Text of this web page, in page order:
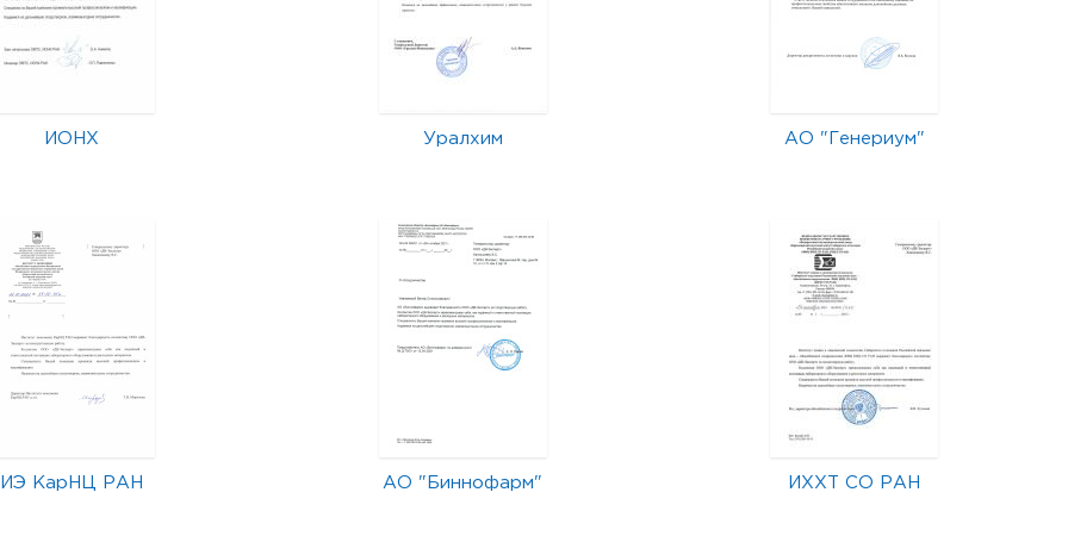
ИОНХ Уралхим АО "Генериум"
ИЭ КарНЦ РАН АО "Биннофарм" ИХХТ СО РАН